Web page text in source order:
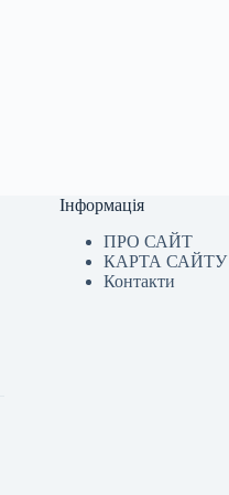
Інформація
ПРО САЙТ
КАРТА САЙТУ
Контакти